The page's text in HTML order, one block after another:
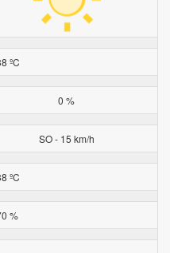
ºC
0 %
SO - 15 km/h
ºC
%